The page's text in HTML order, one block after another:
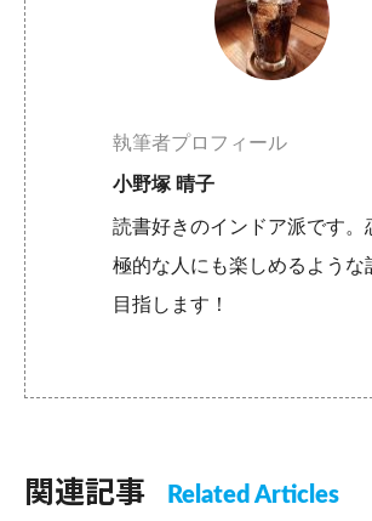
執筆者プロフィール
小野塚 晴子
読書好きのインドア派です。
極的な人にも楽しめるような
目指します！
関連記事 Related Articles